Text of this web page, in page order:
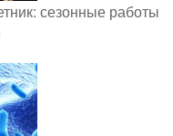
сезонные работы